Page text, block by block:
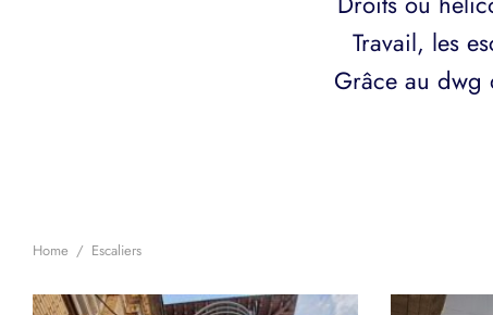
Travail, les
Grâce au dwg
Home / Escaliers